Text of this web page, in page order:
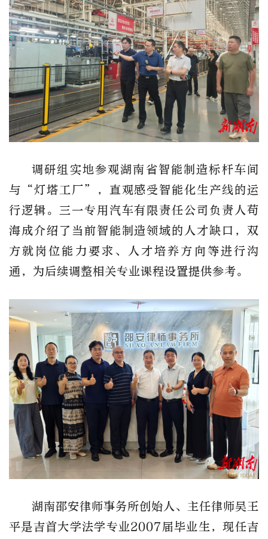
调研组实地参观湖南省智能制造标杆车间
与“灯塔工厂”，直观感受智能化生产线的运
行逻辑。 三一专用汽车有限责任公司 负责人苟
海成介绍了当前智能制造领域的人才缺口，双
方就岗位能力要求、人才培养方向等进行沟
通，为后续调整相关专业课程设置提供参考。
湖南邵安律师事务所创始人、主任律师吴王
平是吉首大学法学专业2007届毕业生，现任吉